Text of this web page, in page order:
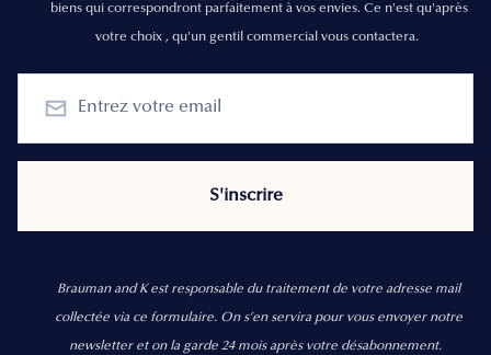
biens qui correspondront parfaitement à vos envies. Ce n'est qu'après
votre choix , qu'un gentil commercial vous contactera.
Brauman and K est responsable du traitement de votre adresse mail
collectée via ce formulaire. On s’en servira pour vous envoyer notre
newsletter et on la garde 24 mois après votre désabonnement.